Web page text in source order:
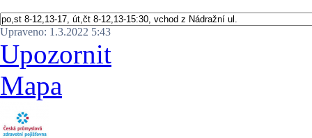
Upraveno: 1.3.2022 5:43
Upozornit
Mapa